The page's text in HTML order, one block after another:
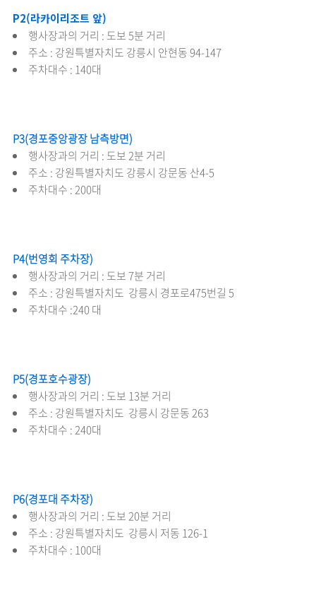
P2(라카이리조트 앞)
행사장과의 거리 : 도보 5분 거리
주소 : 강원특별자치도 강릉시 안현동 94-147
주차대수 : 140대
P3(경포중앙광장 남측방면)
행사장과의 거리 : 도보 2분 거리
주소 : 강원특별자치도 강릉시 강문동 산4-5
주차대수 : 200대
P4(번영회 주차장)
행사장과의 거리 : 도보 7분 거리
주소 : 강원특별자치도 강릉시 경포로475번길 5
주차대수 :240 대
P5(경포호수광장)
행사장과의 거리 : 도보 13분 거리
주소 : 강원특별자치도 강릉시 강문동 263
주차대수 : 240대
P6(경포대 주차장)
행사장과의 거리 : 도보 20분 거리
주소 : 강원특별자치도 강릉시 저동 126-1
주차대수 : 100대